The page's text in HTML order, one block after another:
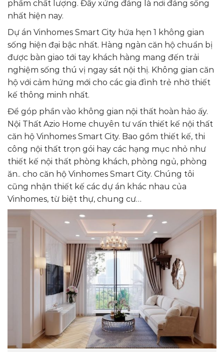
phẩm chất lượng. Đây xứng đáng là nơi đáng sống
nhất hiện nay.
Dự án Vinhomes Smart City hứa hẹn 1 không gian
sống hiện đại bậc nhất. Hàng ngàn căn hộ chuẩn bị
được bàn giao tới tay khách hàng mang đến trải
nghiệm sống thú vị ngay sát nội thị. Không gian căn
hộ với cảm hứng mới cho các gia đình trẻ nhờ thiết
kế thông minh nhất.
Để góp phần vào không gian nội thất hoàn hảo ấy.
Nội Thất Azio Home chuyên tư vấn thiết kế nội thất
căn hộ Vinhomes Smart City. Bao gồm thiết kế, thi
công nội thất trọn gói hay các hạng mục nhỏ như
thiết kế nội thất phòng khách, phòng ngủ, phòng
ăn.. cho căn hộ Vinhomes Smart City. Chúng tôi
cũng nhận thiết kế các dự án khác nhau của
Vinhomes, từ biệt thự, chung cư…